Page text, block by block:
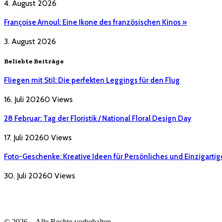
4. August 2026
Françoise Arnoul: Eine Ikone des französischen Kinos »
3. August 2026
Beliebte Beiträge
Fliegen mit Stil: Die perfekten Leggings für den Flug
16. Juli 20260 Views
28 Februar: Tag der Floristik / National Floral Design Day
17. Juli 20260 Views
Foto-Geschenke: Kreative Ideen für Persönliches und
30. Juli 20260 Views